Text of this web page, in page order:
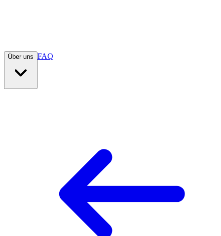
Über uns FAQ